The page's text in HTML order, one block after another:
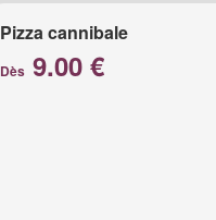
Pizza cannibale
Dès 9.00 €